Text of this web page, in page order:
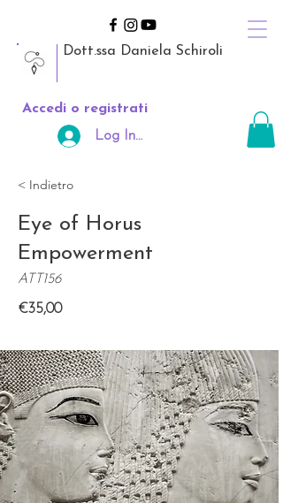
Dott.ssa Daniela Schiroli
Accedi o registrati
Log In Area Riservata
< Indietro
Eye of Horus
Empowerment
ATT156
€35,00